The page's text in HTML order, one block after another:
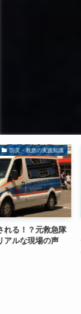
災・救急の実践知識
！？元救急隊
な現場の声